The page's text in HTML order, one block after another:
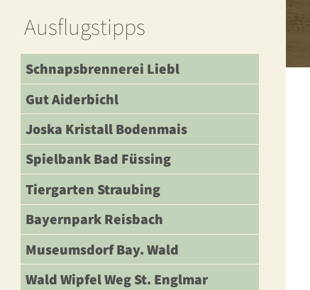
Ausflugstipps
Schnapsbrennerei Liebl
Gut Aiderbichl
Joska Kristall Bodenmais
Spielbank Bad Füssing
Tiergarten Straubing
Bayernpark Reisbach
Museumsdorf Bay. Wald
Wald Wipfel Weg St. Englmar